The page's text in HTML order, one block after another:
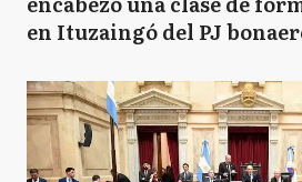
en Ituzaingó del PJ